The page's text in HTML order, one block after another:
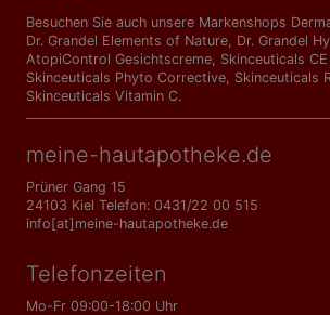
Besuchen Sie auch unsere Markenshops
Dr. Grandel Elements of Nature Dr. Grandel
AtopiControl Gesichtscreme Skinceuticals
Skinceuticals Phyto Corrective Skinceuticals
Skinceuticals Vitamin C.
meine-hautapotheke.de
Prüner Gang 15
24103 Kiel Telefon: 0431/22 00 515
info[at]meine-hautapotheke.de
Telefonzeiten
Mo-Fr 09:00-18:00 Uhr